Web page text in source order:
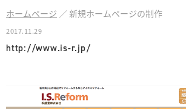
ホームページ ／新規ホームページの制作
2017.11.29
http://www.is-r.jp/